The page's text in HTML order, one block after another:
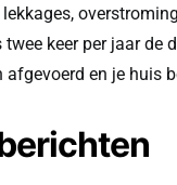
keer per jaar de
afgevoerd en je huis